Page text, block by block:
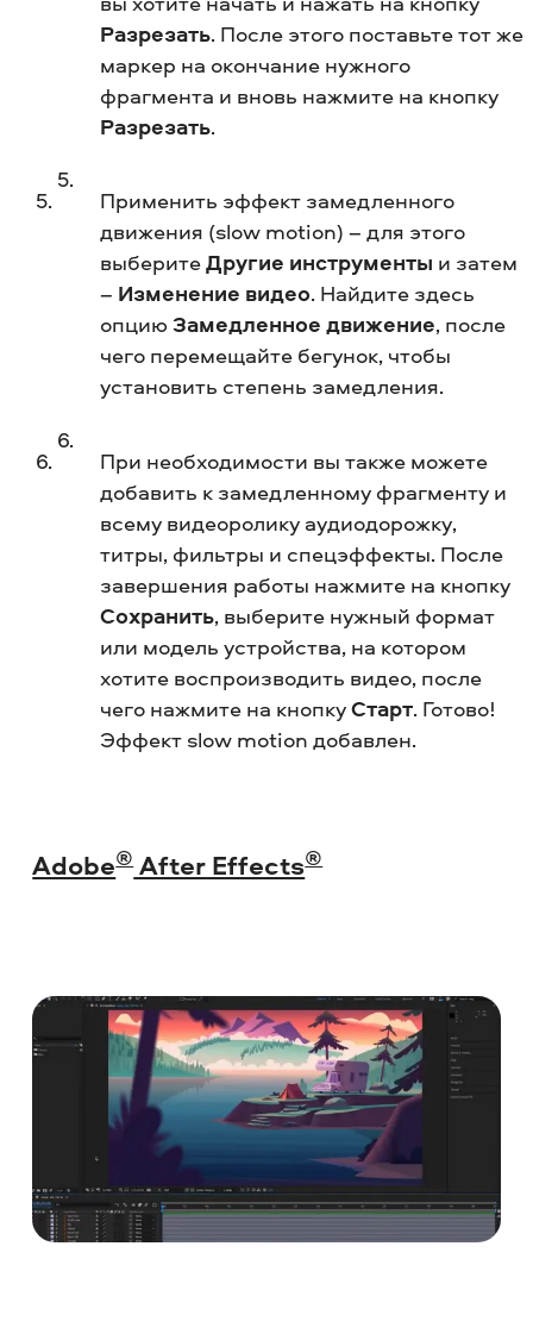
Разрезать. После этого поставьте тот же
маркер на окончание нужного
фрагмента и вновь нажмите на кнопку
Разрезать.
Применить эффект замедленного
движения (slow motion) – для этого
выберитеДругие инструменты и затем
– Изменение видео. Найдите здесь
опцию Замедленное движение, после
чего перемещайте бегунок, чтобы
установить степень замедления.
При необходимости вы также можете
добавить к замедленному фрагменту и
всему видеоролику аудиодорожку,
титры, фильтры и спецэффекты. После
завершения работы нажмите на кнопку
Сохранить, выберите нужный формат
или модель устройства, на котором
хотите воспроизводить видео, после
чего нажмите на кнопкуСтарт. Готово!
Эффект slow motion добавлен.
Adobe®After Effects®